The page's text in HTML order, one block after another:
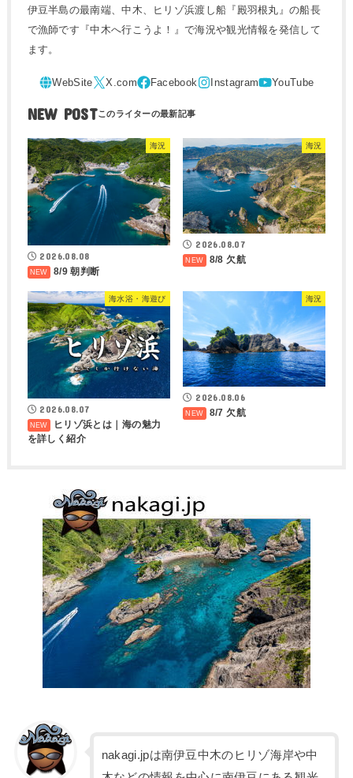
伊豆半島の最南端、中木、ヒリゾ浜渡し船『殿羽根丸』の船長
で漁師です『中木へ行こうよ！』で海況や観光情報を発信して
ます。
NEW POST
海況
2026.08.08
8/9 朝判断
海況
2026.08.07
8/8 欠航
海水浴・海遊び
2026.08.07
ヒリゾ浜とは｜海の魅力
を詳しく紹介
海況
2026.08.06
8/7 欠航
nakagi.jpは南伊豆中木のヒリゾ海岸や中